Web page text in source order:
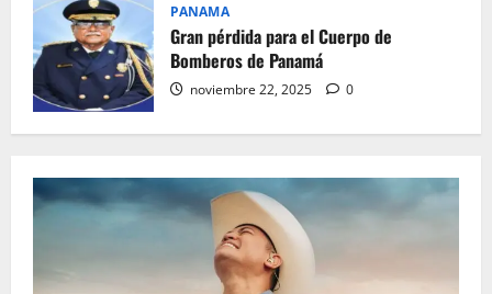
PANAMA
Gran pérdida para el Cuerpo de
Bomberos de Panamá
noviembre 22, 2025 0